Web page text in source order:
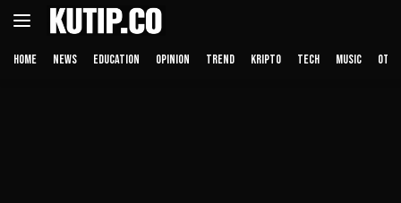
Langsung
HOME NEWS EDUCATION OPINION TREND KRIPTO TECH MUSIC